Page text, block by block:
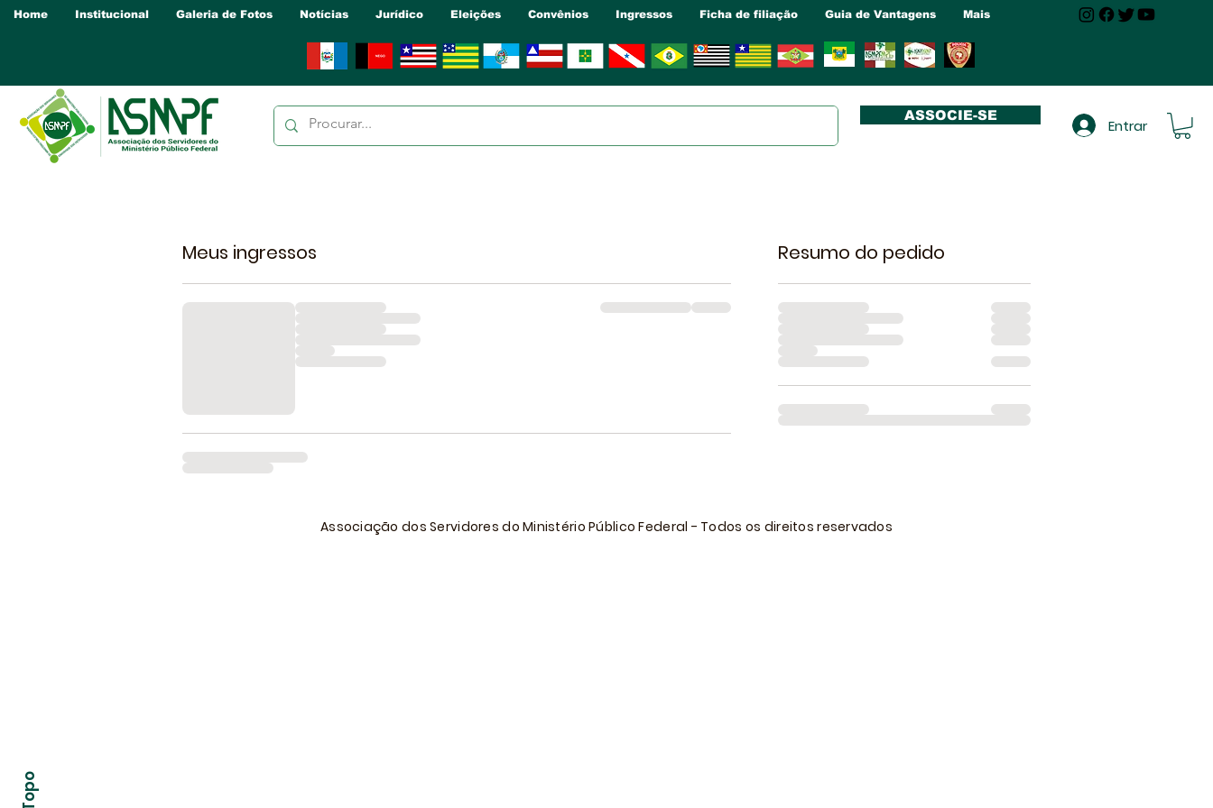
Home Institucional Galeria de Fotos Notícias Jurídico Eleições Convênios Ingressos Ficha de filiação Guia de Vantagens Mais
ASSOCIE-SE
Entrar
Meus ingressos Resumo do pedido
Associação dos Servidores do Ministério Público Federal - Todos os direitos reservados